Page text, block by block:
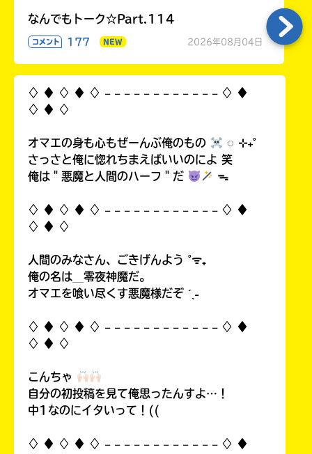
Loading
なんでもトーク☆Part.114
コメント 177 NEW 2026年08月04日
♢ ♦︎ ♢ ♦︎ ♢ 𓐄 𓐄 𓐄 𓐄 𓐄 𓐄 𓐄 𓐄 𓐄 𓐄 𓐄 𓐄 ♢ ♦︎
♢ ♦︎ ♢
オマエの身も心もぜーんぶ俺のもの
◌ ⊹₊˚
さっさと俺に惚れちまえばいいのによ 笑
俺は＂悪魔と人間のハーフ＂だ
ᯓ
♢ ♦︎ ♢ ♦︎ ♢ 𓐄 𓐄 𓐄 𓐄 𓐄 𓐄 𓐄 𓐄 𓐄 𓐄 𓐄 𓐄 ♢ ♦︎
♢ ♦︎ ♢
人間のみなさん、ごきげんよう ˚ᯤ₊
俺の名は＿零夜神魔だ。
オマエを喰い尽くす悪魔様だぞ ˊˎ˗
♢ ♦︎ ♢ ♦︎ ♢ 𓐄 𓐄 𓐄 𓐄 𓐄 𓐄 𓐄 𓐄 𓐄 𓐄 𓐄 𓐄 ♢ ♦︎
♢ ♦︎ ♢
こんちゃ
自分の初投稿を見て俺思ったんすよ…！
中1なのにイタいって！((
♢ ♦︎ ♢ ♦︎ ♢ 𓐄 𓐄 𓐄 𓐄 𓐄 𓐄 𓐄 𓐄 𓐄 𓐄 𓐄 𓐄 ♢ ♦︎
に
ラ
が
で、